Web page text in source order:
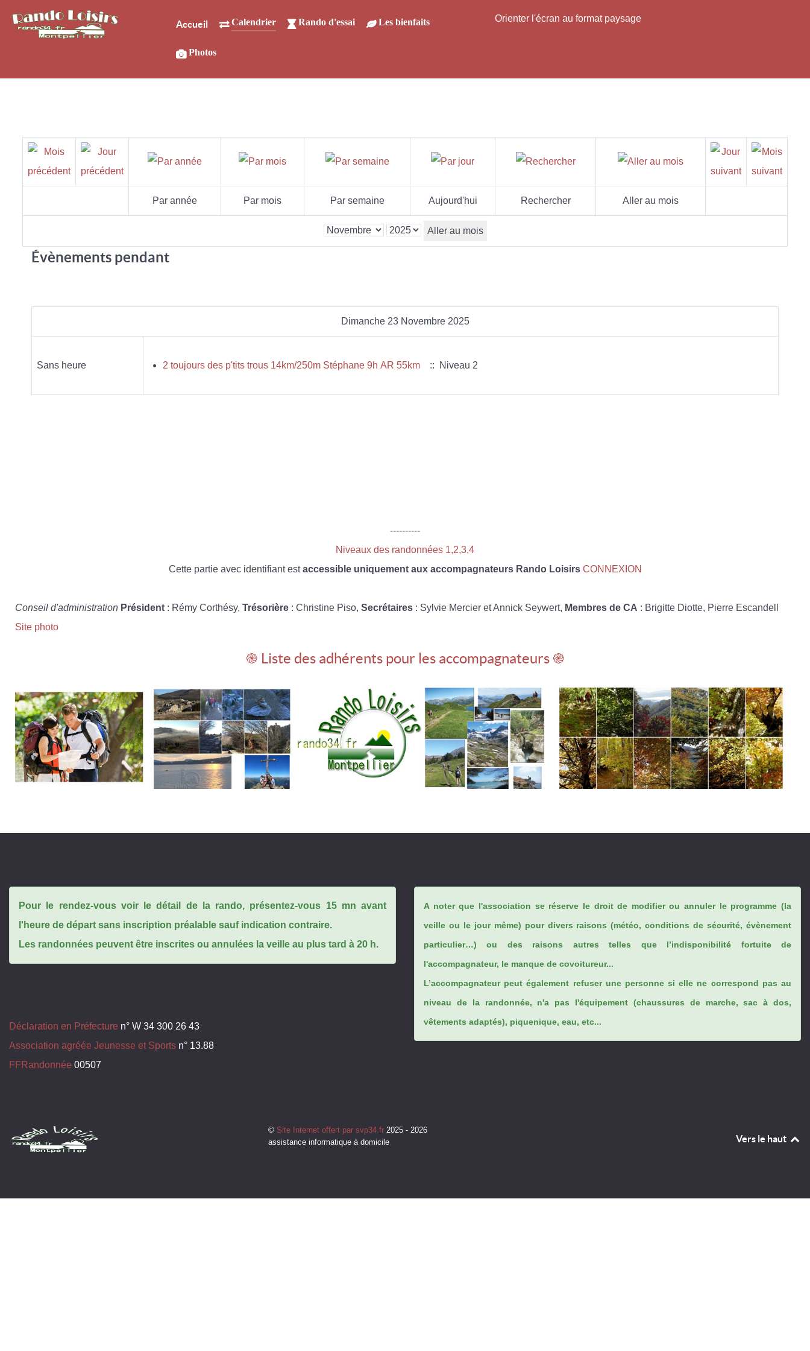
Accueil Calendrier Rando d'essai Les bienfaits
Photos
Orienter l'écran au format paysage
Par année Par mois Par semaine Aujourd'hui Rechercher Aller au mois
Aller au mois
Évènements pendant
Dimanche 23 Novembre 2025
Sans heure 2 toujours des p'tits trous 14km/250m Stéphane 9h AR 55km :: Niveau 2
----------
Niveaux des randonnées 1,2,3,4
Cette partie avec identifiant estaccessible uniquement aux accompagnateurs Rando Loisirs CONNEXION
Conseil d'administration Président : Rémy Corthésy, Trésorière : Christine Piso, Secrétaires : Sylvie Mercier et Annick Seywert, Membres de CA : Brigitte Diotte, Pierre Escandell
Site photo
֎ Liste des adhérents pour les accompagnateurs ֎
Pour le rendez-vous voir le détail de la rando, présentez-vous 15 mn avant
l'heure de départ sans inscription préalable sauf indication contraire.
Les randonnées peuvent être inscrites ou annulées la veille au plus tard à 20 h.
Déclaration en Préfecture n° W 34 300 26 43
Association agréée Jeunesse et Sports n° 13.88
FFRandonnée 00507
A noter que l'association se réserve le droit de modifier ou annuler le programme (la
veille ou le jour même) pour divers raisons (météo, conditions de sécurité, évènement
particulier…) ou des raisons autres telles que l’indisponibilité fortuite de
l'accompagnateur, le manque de covoitureur...
L’accompagnateur peut également refuser une personne si elle ne correspond pas au
niveau de la randonnée, n'a pas l'équipement (chaussures de marche, sac à dos,
vêtements adaptés), piquenique, eau, etc...
© Site Internet offert par svp34.fr2025 - 2026
assistance informatique à domicile
Vers le haut